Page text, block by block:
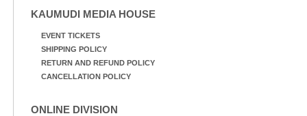
KAUMUDI MEDIA HOUSE
EVENT TICKETS
SHIPPING POLICY
RETURN AND REFUND POLICY
CANCELLATION POLICY
ONLINE DIVISION